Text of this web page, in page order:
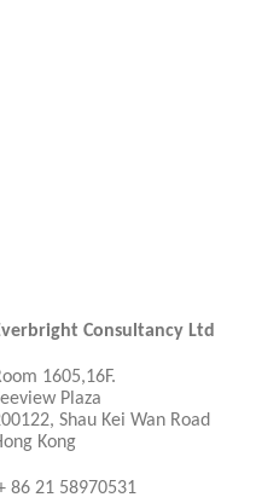
Consultancy Ltd
1605,16F.
Plaza
Shau Kei Wan Road
Kong
86 21 58970531